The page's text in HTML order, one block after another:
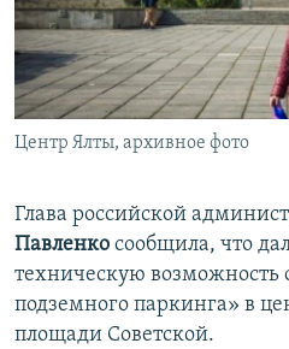
ПОБЕДИТЕЛЕЙ НЕ СУДЯТ?
КРЫМ.НЕПОКОРЕННЫЙ
ELIFBE
УКРАИНСКАЯ ПРОБЛЕМА КРЫМА
ПРИСОЕДИНЯЙТЕСЬ!
Центр Ялты, архивное фото
Глава российской
Павленко сообщила, что
техническую возможность
подземного паркинга» в
площади Советской.